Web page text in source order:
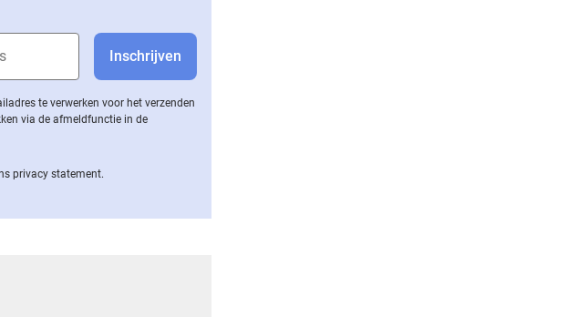
te verwerken voor het verzenden
via de af­meld­func­tie in de
privacy statement.